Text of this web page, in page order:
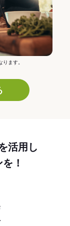
ます。
活用し
！